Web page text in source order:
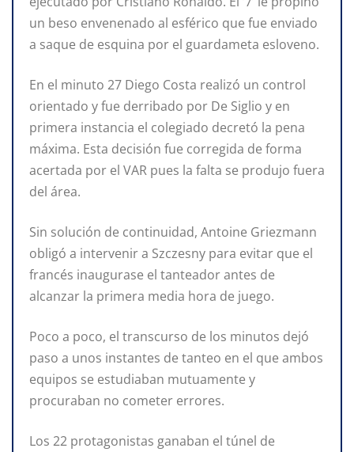
un beso envenenado al esférico que fue enviado
a saque de esquina por el guardameta esloveno.
En el minuto 27 Diego Costa realizó un control
orientado y fue derribado por De Siglio y en
primera instancia el colegiado decretó la pena
máxima. Esta decisión fue corregida de forma
acertada por el VAR pues la falta se produjo fuera
del área.
Sin solución de continuidad, Antoine Griezmann
obligó a intervenir a Szczesny para evitar que el
francés inaugurase el tanteador antes de
alcanzar la primera media hora de juego.
Poco a poco, el transcurso de los minutos dejó
paso a unos instantes de tanteo en el que ambos
equipos se estudiaban mutuamente y
procuraban no cometer errores.
Los 22 protagonistas ganaban el túnel de